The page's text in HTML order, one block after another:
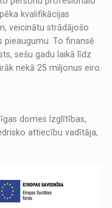
kvalifikācijas
veicinātu strādājošo
pieaugumu. To finansē
sešu gadu laikā līdz
nekā 25 miljonus eiro.
domes Izglītības,
attiecību vadītāja,